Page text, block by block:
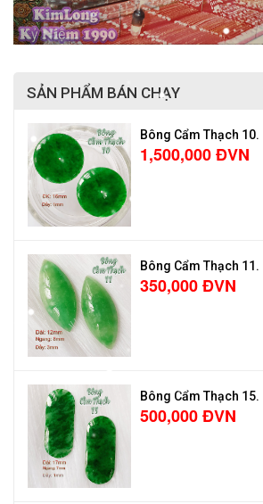
SẢN PHẨM BÁN CHẠY
Bông Cẩm Thạch 10.
1,500,000 ĐVN
Bông Cẩm Thạch 11.
350,000 ĐVN
Bông Cẩm Thạch 15.
500,000 ĐVN